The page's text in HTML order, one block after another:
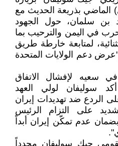
(ابريل) الماضي بذريعة الحديث مع
بن سلمان، حول الجهود
في اليمن والترحيب بما
لمتابعة خارطة طريق
دعم الولايات المتحدة
سعيه لإفشال الاتفاق
سوليفان لولي العهد
الردع ضد تهديدات إيران
على التزام الرئيس
عدم تمكّن إيران أبداً
جيك سوليفان مجدداً